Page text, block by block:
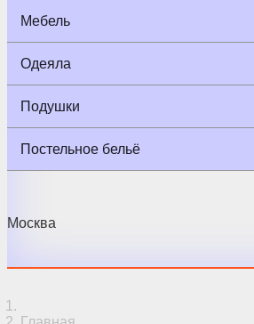
Мебель
Одеяла
Подушки
Постельное бельё
Москва